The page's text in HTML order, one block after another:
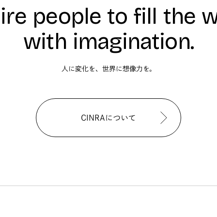
people to fill the
with imagination.
人に変化を、世界に想像力を。
CINRAについて